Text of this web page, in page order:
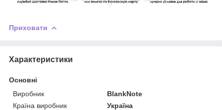
Приховати
Характеристики
Основні
Виробник
BlankNote
Країна виробник
Україна